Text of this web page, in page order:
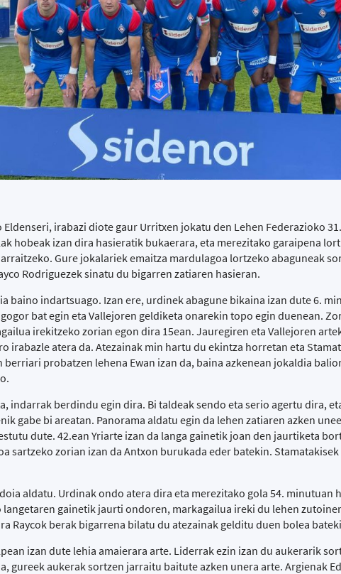
irabazi diote gaur Urritxen jokatu den Lehen Federazioko
hobeak izan dira hasieratik bukaerara, eta merezitako garaipena
Gure jokalariek emaitza mardulagoa lortzeko abaguneak
Rodriguezek sinatu du bigarren zatiaren hasieran.
baino indartsuago. Izan ere, urdinek abagune bikaina izan dute 6.
bat egin eta Vallejoren geldiketa onarekin topo egin duenean.
irekitzeko zorian egon dira 15ean. Jauregiren eta Vallejoren
irabazle atera da. Atezainak min hartu du ekintza horretan eta
probatzen lehena Ewan izan da, baina azkenean jokaldia
indarrak berdindu egin dira. Bi taldeak sendo eta serio agertu dira,
gabe bi areatan. Panorama aldatu egin da lehen zatiaren azken
dute. 42.ean Yriarte izan da langa gainetik joan den jaurtiketa
sartzeko zorian izan da Antxon burukada eder batekin.
aldatu. Urdinak ondo atera dira eta merezitako gola 54. minutuan
langetaren gainetik jaurti ondoren, markagailua ireki du lehen
Raycok berak bigarrena bilatu du atezainak gelditu duen bolea
izan dute lehia amaierara arte. Liderrak ezin izan du aukerarik
gureek aukerak sortzen jarraitu baitute azken unera arte. Argienak